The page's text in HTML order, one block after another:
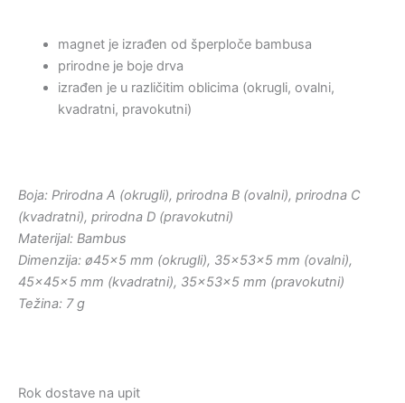
magnet je izrađen od šperploče bambusa
prirodne je boje drva
izrađen je u različitim oblicima (okrugli, ovalni,
kvadratni, pravokutni)
Boja: Prirodna A (okrugli), prirodna B (ovalni), prirodna C
(kvadratni), prirodna D (pravokutni)
Materijal: Bambus
Dimenzija: ø45×5 mm (okrugli), 35x53x5 mm (ovalni),
45x45x5 mm (kvadratni), 35x53x5 mm (pravokutni)
Težina: 7 g
Rok dostave na upit